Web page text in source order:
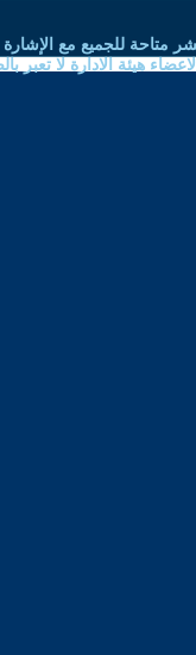
متاحة للجميع مع
هيئة الادارة لا تعبر